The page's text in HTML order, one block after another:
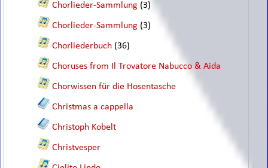
Chorlieder-Sammlung (3)
Chorlieder-Sammlung (3)
Chorliederbuch (36)
Choruses from Il Trovatore Nabucco & Aida
Chorwissen für die Hosentasche
Christmas a cappella
Christoph Kobelt
Christvesper